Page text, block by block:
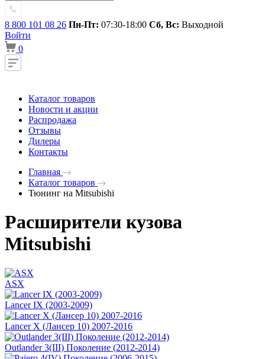
8 800 101 08 26 Пн-Пт: 07:30-18:00 Сб, Вс: Выходной
Войти
0
Каталог товаров
Новости и акции
Распродажа
Отзывы
Дилеры
Контакты
Главная
Каталог товаров
Тюнинг на Mitsubishi
Расширители кузова
Mitsubishi
ASX
Lancer IX (2003-2009)
Lancer X (Лансер 10) 2007-2016
Outlander 3(III) Поколение (2012-2014)